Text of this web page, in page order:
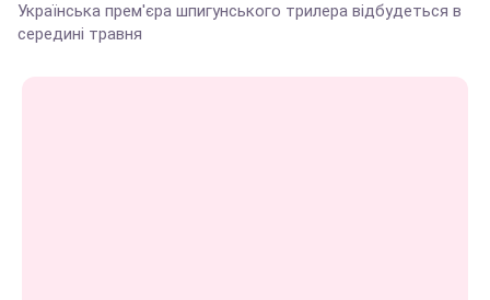
Українська прем'єра шпигунського трилера відбудеться в
середині травня